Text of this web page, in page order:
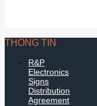
THÔNG TIN
R&P
Electronics
Signs
Distribution
Agreement